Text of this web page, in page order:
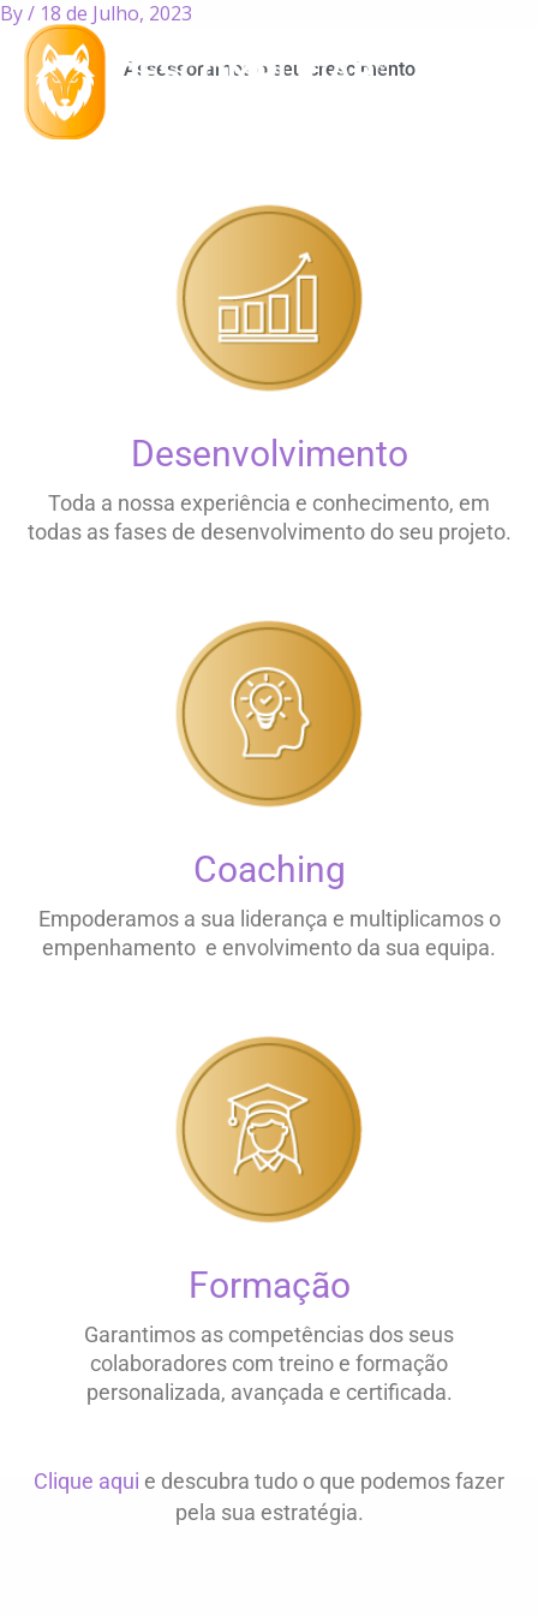
Skip
content
By/ 18 de Julho, 2023
Assessoramos o seu crescimento
Desenvolvimento
Toda a nossa experiência e conhecimento, em
todas as fases de desenvolvimento do seu projeto.
Coaching
Empoderamos a sua liderança e multiplicamos o
empenhamento e envolvimento da sua equipa.
Formação
Garantimos as competências dos seus
colaboradores com treino e formação
personalizada, avançada e certificada.
Clique aqui e descubra tudo o que podemos fazer
pela sua estratégia.